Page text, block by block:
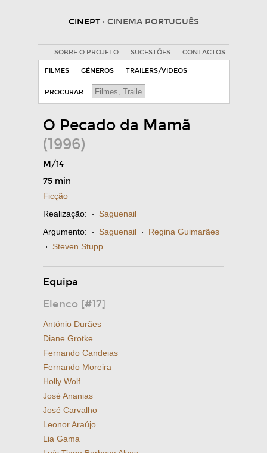
CINEPT · CINEMA PORTUGUÊS
SOBRE O PROJETO SUGESTÕES CONTACTOS
FILMES GÉNEROS TRAILERS/VIDEOS
PROCURAR
O Pecado da Mamã
(1996)
M/14
75 min
Ficção
Realização: · Saguenail
Argumento: · Saguenail · Regina Guimarães
· Steven Stupp
Equipa
Elenco [#17]
António Durães
Diane Grotke
Fernando Candeias
Fernando Moreira
Holly Wolf
José Ananias
José Carvalho
Leonor Araújo
Lia Gama